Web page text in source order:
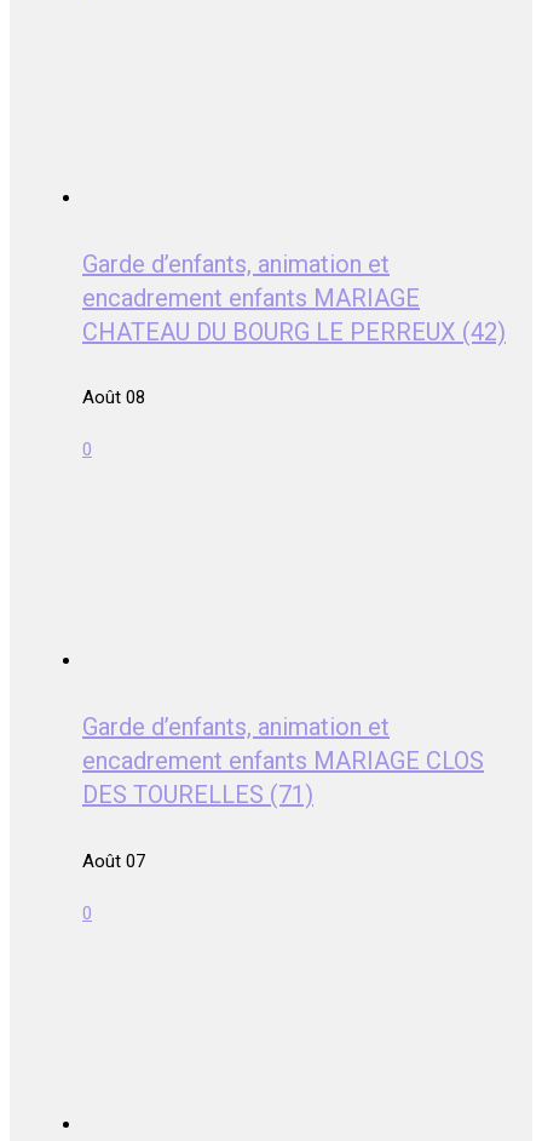
Garde d’enfants, animation et
encadrement enfants MARIAGE
CHATEAU DU BOURG LE PERREUX (42)
Août 08
0
Garde d’enfants, animation et
encadrement enfants MARIAGE CLOS
DES TOURELLES (71)
Août 07
0